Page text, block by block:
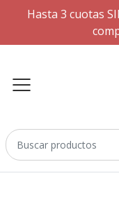
Hasta 3 cuotas